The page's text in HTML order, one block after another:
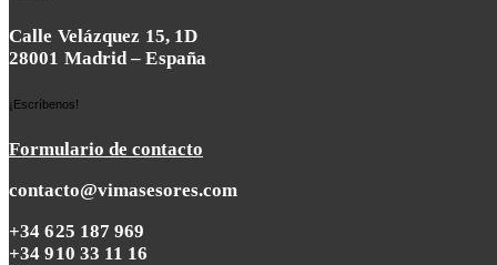
Calle Velázquez 15, 1D
28001 Madrid – España
¡Escríbenos!
Formulario de contacto
contacto@vimasesores.com
+34 625 187 969
+34 910 33 11 16